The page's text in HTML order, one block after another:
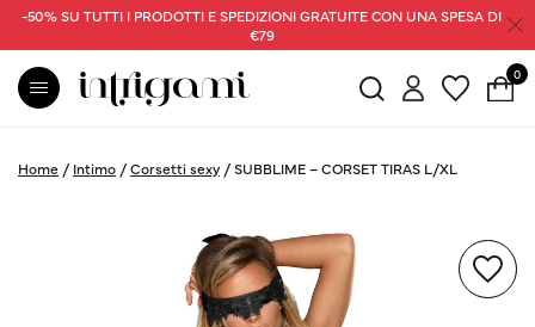
-50% SU TUTTI I PRODOTTI E SPEDIZIONI GRATUITE CON UNA SPESA DI
€79
0
Home / Intimo /Corsetti sexy /SUBBLIME – CORSET TIRAS L/XL